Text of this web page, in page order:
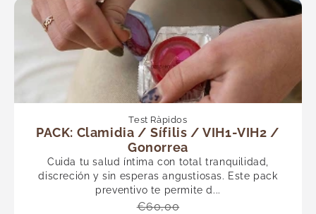
Test Ràpidos
PACK: Clamidia / Sífilis / VIH1-VIH2 /
Gonorrea
Cuida tu salud íntima con total tranquilidad,
discreción y sin esperas angustiosas. Este pack
preventivo te permite d...
€60,00